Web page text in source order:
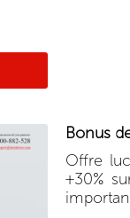
Bonus
Offre
+30%